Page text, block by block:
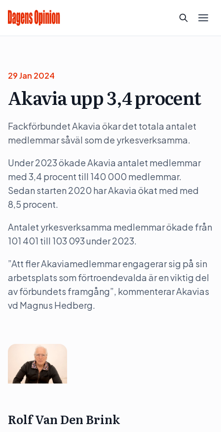
29 Jan 2024
Akavia upp 3,4 procent
Fackförbundet Akavia ökar det totala antalet
medlemmar såväl som de yrkesverksamma.
Under 2023 ökade Akavia antalet medlemmar
med 3,4 procent till 140 000 medlemmar.
Sedan starten 2020 har Akavia ökat med med
8,5 procent.
Antalet yrkesverksamma medlemmar ökade från
101 401 till 103 093 under 2023.
”Att fler Akaviamedlemmar engagerar sig på sin
arbetsplats som förtroendevalda är en viktig del
av förbundets framgång”, kommenterar Akavias
vd Magnus Hedberg.
Rolf Van Den Brink